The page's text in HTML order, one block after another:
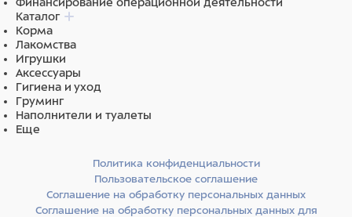
Каталог
Корма
Лакомства
Игрушки
Аксессуары
Гигиена и уход
Груминг
Наполнители и туалеты
Еще
Политика конфиденциальности
Пользовательское соглашение
Соглашение на обработку персональных данных
Соглашение на обработку персональных данных для